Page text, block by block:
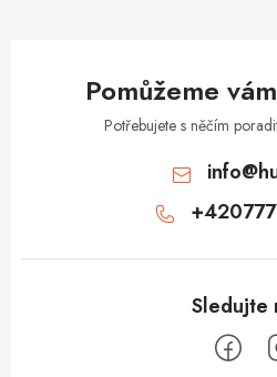
Pomůžeme
Potřebujete s něčím
info@